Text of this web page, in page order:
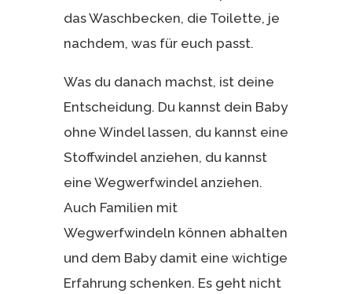
das Waschbecken, die Toilette, je
nachdem, was für euch passt.
Was du danach machst, ist deine
Entscheidung. Du kannst dein Baby
ohne Windel lassen, du kannst eine
Stoffwindel anziehen, du kannst
eine Wegwerfwindel anziehen.
Auch Familien mit
Wegwerfwindeln können abhalten
und dem Baby damit eine wichtige
Erfahrung schenken. Es geht nicht